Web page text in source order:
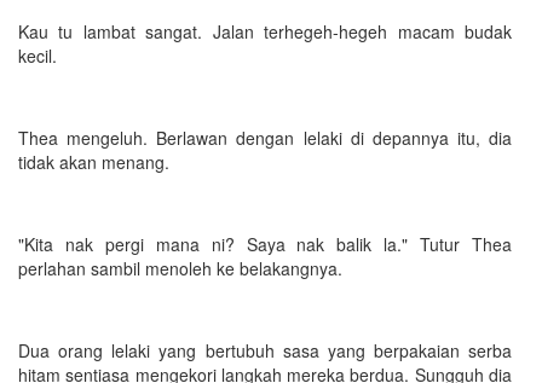
Kau tu lambat sangat. Jalan terhegeh-hegeh macam budak
kecil.
Thea mengeluh. Berlawan dengan lelaki di depannya itu, dia
tidak akan menang.
"Kita nak pergi mana ni? Saya nak balik la." Tutur Thea
perlahan sambil menoleh ke belakangnya.
Dua orang lelaki yang bertubuh sasa yang berpakaian serba
hitam sentiasa mengekori langkah mereka berdua. Sungguh dia